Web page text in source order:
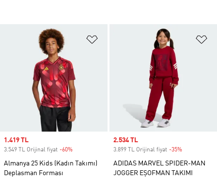
Favori Listesine Ekle
Sale price
1.419 TL
3.549 TL Orijinal fiyat -60%
Almanya 25 Kids (Kadın Takımı)
Deplasman Forması
Sale price
2.534 TL
3.899 TL Orijinal fiyat -35%
ADIDAS MARVEL SPIDER-MAN
JOGGER EŞOFMAN TAKIMI